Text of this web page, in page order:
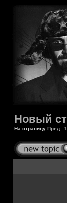
Новый
На страницу Пред. 1